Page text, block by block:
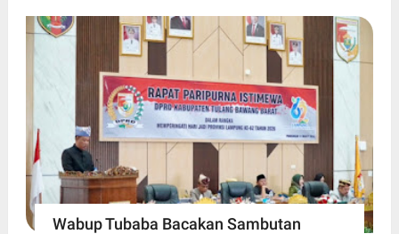
Wabup Tubaba Bacakan Sambutan